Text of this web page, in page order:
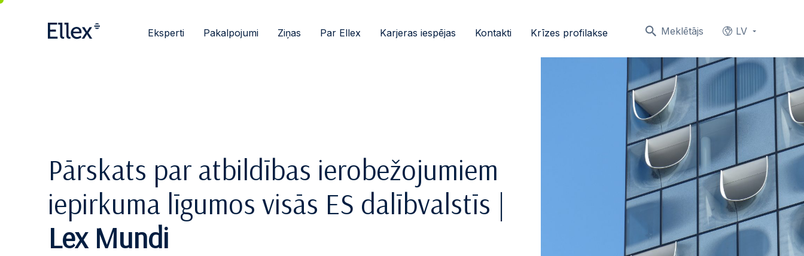
Meklētājs LV
Eksperti Pakalpojumi Ziņas Par Ellex Karjeras iespējas Kontakti Krīzes profilakse
Pārskats par atbildības ierobežojumiem
iepirkuma līgumos visās ES dalībvalstīs |
Lex Mundi